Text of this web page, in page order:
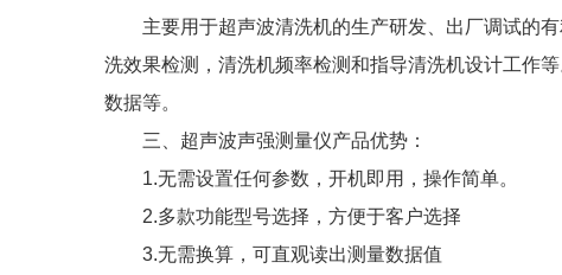
主要用于超声波清洗机的生产研发、出厂调试的有
洗效果检测，清洗机频率检测和指导清洗机设计工作
数据等。
三、超声波声强测量仪产品优势：
1.无需设置任何参数，开机即用，操作简单。
2.多款功能型号选择，方便于客户选择
3.无需换算，可直观读出测量数据值